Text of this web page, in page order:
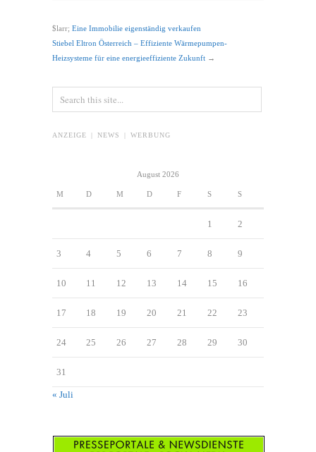
$larr; Eine Immobilie eigenständig verkaufen
Stiebel Eltron Österreich – Effiziente Wärmepumpen-
Heizsysteme für eine energieeffiziente Zukunft →
ANZEIGE | NEWS | WERBUNG
August 2026
M D M D F S S
1 2
3 4 5 6 7 8 9
10 11 12 13 14 15 16
17 18 19 20 21 22 23
24 25 26 27 28 29 30
31
« Juli